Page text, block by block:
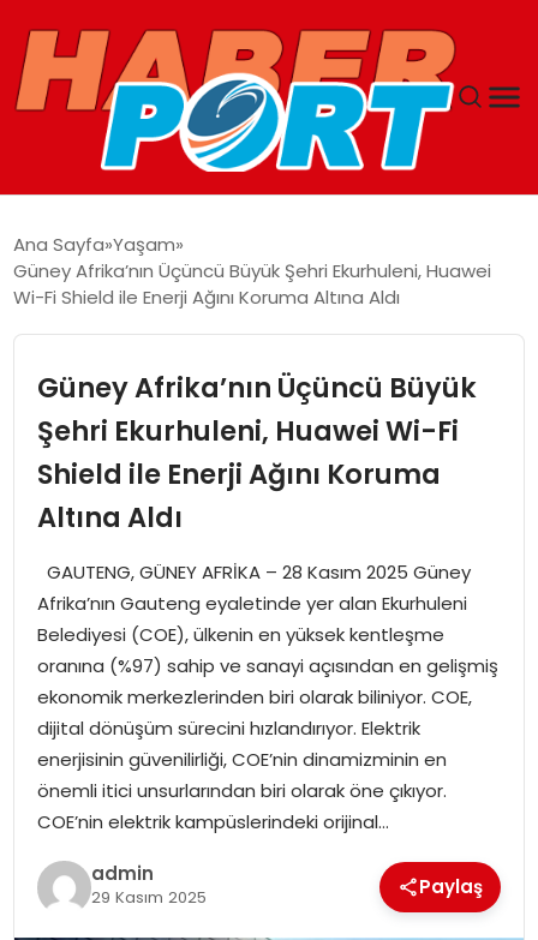
GUNCEL
SPOR
SPOR
EĞITIM
OTOMOBIL
TEKNOLOJI
Ana Sayfa Yaşam
Güney Afrika’nın Üçüncü Büyük Şehri Ekurhuleni, Huawei
Wi-Fi Shield ile Enerji Ağını Koruma Altına Aldı
Güney Afrika’nın Üçüncü Büyük
Şehri Ekurhuleni, Huawei Wi-Fi
Shield ile Enerji Ağını Koruma
Altına Aldı
GAUTENG, GÜNEY AFRİKA – 28 Kasım 2025 Güney
Afrika’nın Gauteng eyaletinde yer alan Ekurhuleni
Belediyesi (COE), ülkenin en yüksek kentleşme
oranına (%97) sahip ve sanayi açısından en gelişmiş
ekonomik merkezlerinden biri olarak biliniyor. COE,
dijital dönüşüm sürecini hızlandırıyor. Elektrik
enerjisinin güvenilirliği, COE’nin dinamizminin en
önemli itici unsurlarından biri olarak öne çıkıyor.
COE’nin elektrik kampüslerindeki orijinal…
admin
29 Kasım 2025 Paylaş